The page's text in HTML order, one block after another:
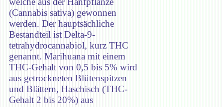
(Cannabis sativa) gewonnen
werden. Der hauptsächliche
Bestandteil ist Delta-9-
tetrahydrocannabiol, kurz THC
genannt. Marihuana mit einem
THC-Gehalt von 0,5 bis 5% wird
aus getrockneten Blütenspitzen
und Blättern, Haschisch (THC-
Gehalt 2 bis 20%) aus